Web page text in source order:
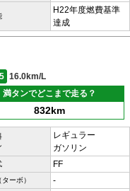
H22年度燃費基準
達成
16.0km/L
満タンでどこまで走る？
832km
レギュラー
ガソリン
FF
ーボ） -